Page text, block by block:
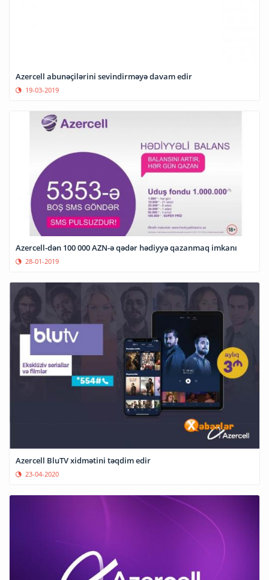
Azercell abunəçilərini sevindirməyə davam edir
19-03-2019
Azercell-dən 100 000 AZN-ə qədər hədiyyə qazanmaq imkanı
28-01-2019
Azercell BluTV xidmətini təqdim edir
23-04-2020